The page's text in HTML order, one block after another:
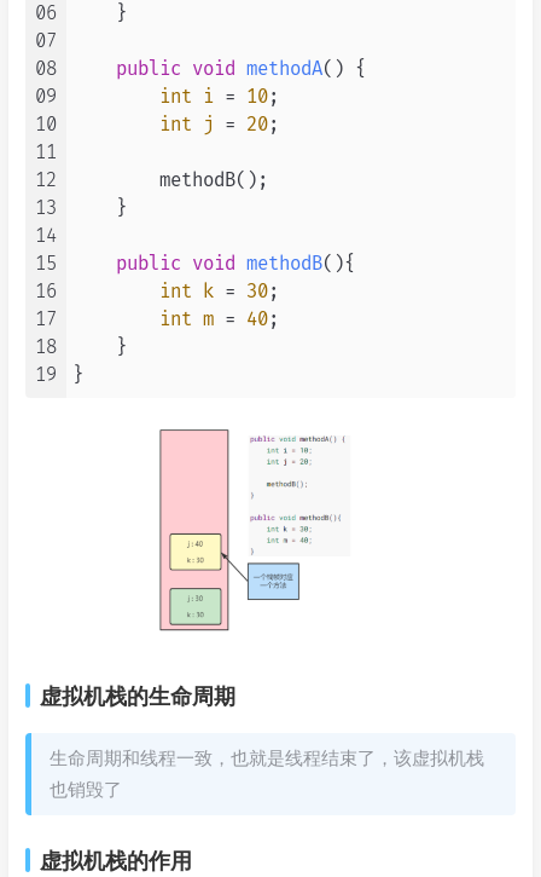
06
07
08
09
10
11
12
13
14
15
16
17
18
19
    }
public void methodA() {
int i = 10;
int
j = 20;
        methodB();
    }
public void methodB(){
int k = 30;
int m = 40;
    }
虚拟机栈的生命周期
生命周期和线程一致，也就是线程结束了，该虚拟机栈
也销毁了
虚拟机栈的作用